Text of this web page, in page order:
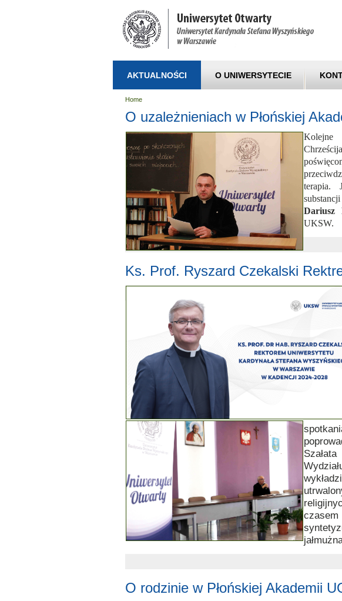
AKTUALNOŚCI O UNIWERSYTECIE
Home
O uzależnieniach w Płońskiej
Kolejne
terapia.
Dariusz
UKSW.
Ks. Prof. Ryszard Czekalski
O rodzinie w Płońskiej Akademii